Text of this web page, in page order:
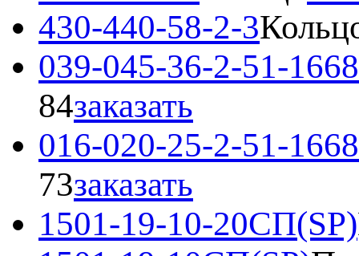
430-440-58-2-3
039-045-36-2-51-1668
84заказать
016-020-25-2-51-1668
73заказать
1501-19-10-20СП(SP)